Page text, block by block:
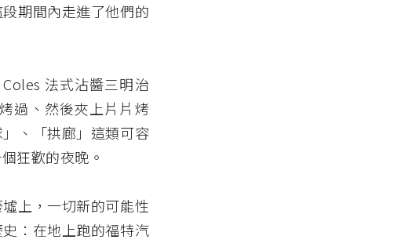
期間內走進了他們的
法式沾醬三明治
過、然後夾上片片烤
、「拱廊」這類可容
狂歡的夜晚。
上，一切新的可能性
：在地上跑的福特汽